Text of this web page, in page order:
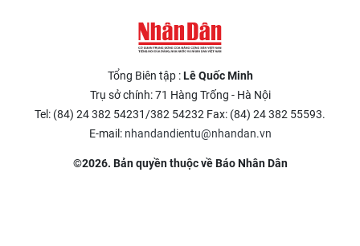
Tổng Biên tập :Lê Quốc Minh
Trụ sở chính: 71 Hàng Trống - Hà Nội
Tel: (84) 24 382 54231/382 54232 Fax: (84) 24 382 55593.
E-mail: nhandandientu@nhandan.vn
©2026. Bản quyền thuộc về Báo Nhân Dân